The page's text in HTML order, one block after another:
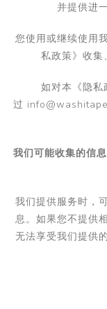
并提供进
您使用或继续使用
私政策》收集
如对本《隐私
过
我们可能收集的信息
我们提供服务时，
息。如果您不提供
无法享受我们提供